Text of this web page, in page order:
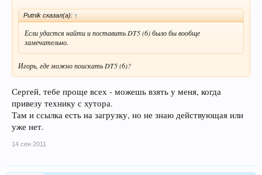
Рutnik сказал(а): ↑
Если удастся найти и поставить DT5 (6) было бы вообще
замечательно.
Игорь, где можно поискать DT5 (6)?
Сергей, тебе проще всех - можешь взять у меня, когда
привезу технику с хутора.
Там и ссылка есть на загрузку, но не знаю действующая или
уже нет.
14 сен 2011